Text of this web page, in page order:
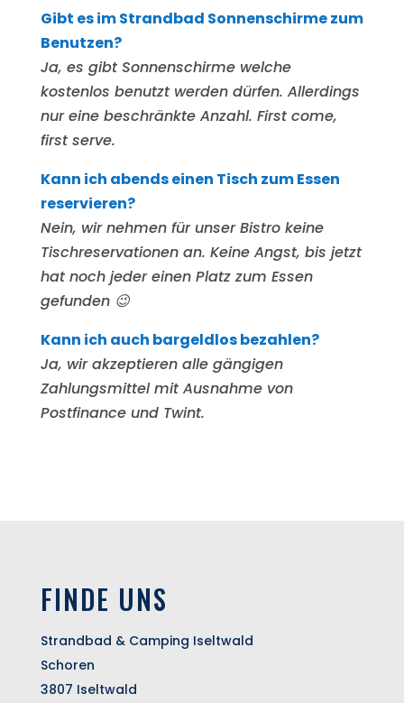
Gibt es im Strandbad Sonnenschirme zum
Benutzen?
Ja, es gibt Sonnenschirme welche
kostenlos benutzt werden dürfen. Allerdings
nur eine beschränkte Anzahl. First come,
first serve.
Kann ich abends einen Tisch zum Essen
reservieren?
Nein, wir nehmen für unser Bistro keine
Tischreservationen an. Keine Angst, bis jetzt
hat noch jeder einen Platz zum Essen
gefunden 😉
Kann ich auch bargeldlos bezahlen?
Ja, wir akzeptieren alle gängigen
Zahlungsmittel mit Ausnahme von
Postfinance und Twint.
FINDE UNS
Strandbad & Camping Iseltwald
Schoren
3807 Iseltwald